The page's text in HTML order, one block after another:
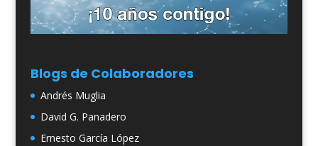
Blogs de Colaboradores
Andrés Muglia
David G. Panadero
Ernesto García López